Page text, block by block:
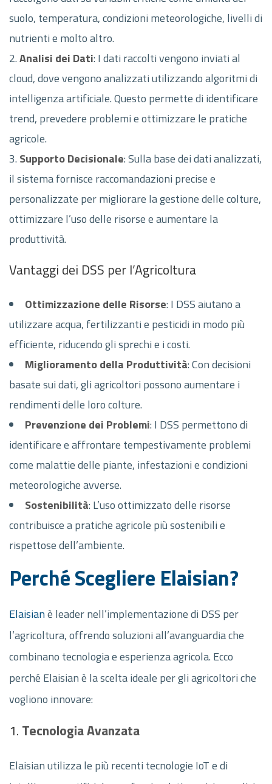
suolo, temperatura, condizioni meteorologiche, livelli di
nutrienti e molto altro.
Analisi dei Dati: I dati raccolti vengono inviati al
cloud, dove vengono analizzati utilizzando algoritmi di
intelligenza artificiale. Questo permette di identificare
trend, prevedere problemi e ottimizzare le pratiche
agricole.
Supporto Decisionale: Sulla base dei dati analizzati,
il sistema fornisce raccomandazioni precise e
personalizzate per migliorare la gestione delle colture,
ottimizzare l’uso delle risorse e aumentare la
produttività.
Vantaggi dei DSS per l’Agricoltura
Ottimizzazione delle Risorse: I DSS aiutano a
utilizzare acqua, fertilizzanti e pesticidi in modo più
efficiente, riducendo gli sprechi e i costi.
Miglioramento della Produttività: Con decisioni
basate sui dati, gli agricoltori possono aumentare i
rendimenti delle loro colture.
Prevenzione dei Problemi: I DSS permettono di
identificare e affrontare tempestivamente problemi
come malattie delle piante, infestazioni e condizioni
meteorologiche avverse.
Sostenibilità: L’uso ottimizzato delle risorse
contribuisce a pratiche agricole più sostenibili e
rispettose dell’ambiente.
Perché Scegliere Elaisian?
Elaisianè leader nell’implementazione di DSS per
l’agricoltura, offrendo soluzioni all’avanguardia che
combinano tecnologia e esperienza agricola. Ecco
perché Elaisian è la scelta ideale per gli agricoltori che
vogliono innovare:
1. Tecnologia Avanzata
Elaisian utilizza le più recenti tecnologie IoT e di